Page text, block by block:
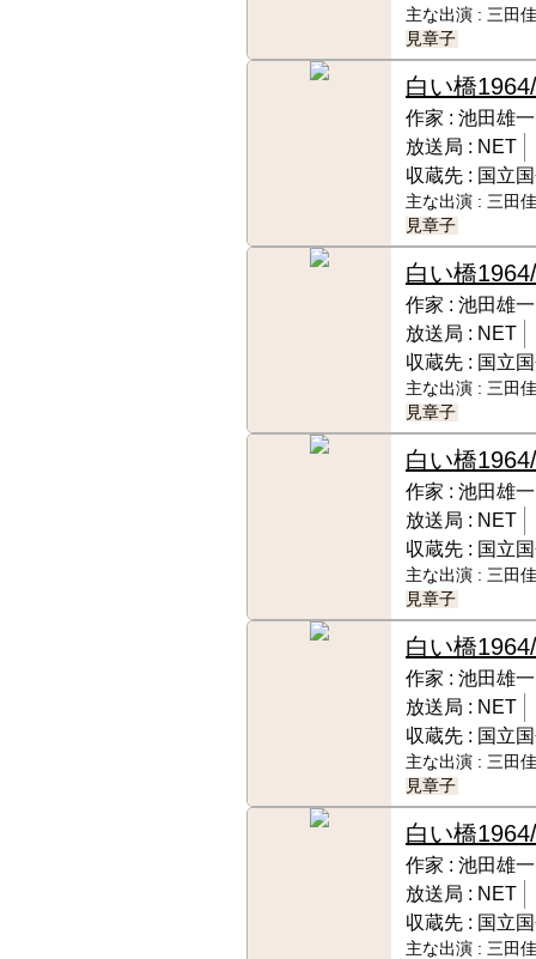
主な出演 : 三田
見章子
白い橋
作家 : 池田雄一
放送局 : NET
収蔵先 : 国立
主な出演 : 三田
見章子
白い橋
作家 : 池田雄一
放送局 : NET
収蔵先 : 国立
主な出演 : 三田
見章子
白い橋
作家 : 池田雄一
放送局 : NET
収蔵先 : 国立
主な出演 : 三田
見章子
白い橋
作家 : 池田雄一
放送局 : NET
収蔵先 : 国立
主な出演 : 三田
見章子
白い橋
作家 : 池田雄一
放送局 : NET
収蔵先 : 国立
主な出演 : 三田